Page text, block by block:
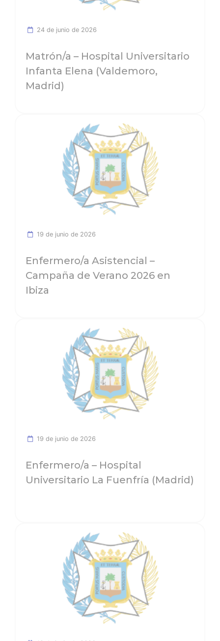
24 de junio de 2026
Matrón/a – Hospital Universitario
Infanta Elena (Valdemoro,
Madrid)
19 de junio de 2026
Enfermero/a Asistencial –
Campaña de Verano 2026 en
Ibiza
19 de junio de 2026
Enfermero/a – Hospital
Universitario La Fuenfría (Madrid)